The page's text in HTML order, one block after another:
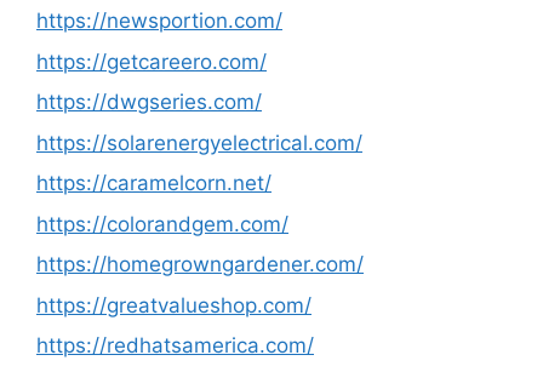
https://newsportion.com/
https://getcareero.com/
https://dwgseries.com/
https://solarenergyelectrical.com/
https://caramelcorn.net/
https://colorandgem.com/
https://homegrowngardener.com/
https://greatvalueshop.com/
https://redhatsamerica.com/